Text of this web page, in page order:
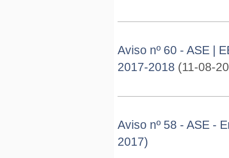
Aviso nº 60 - ASE |
2017-2018 (11-08-
Aviso nº 58 - ASE -
2017)